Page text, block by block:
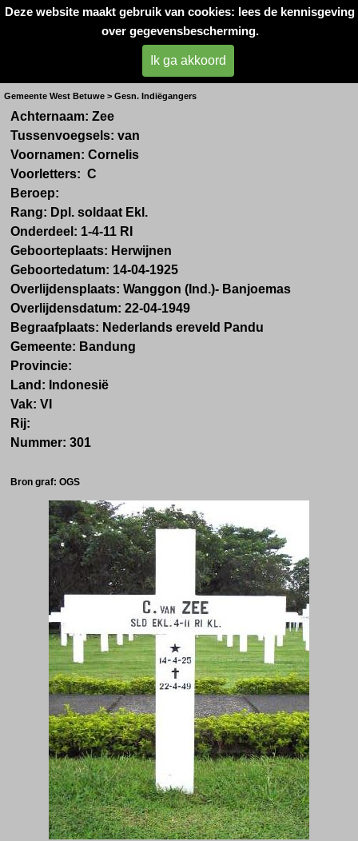
Deze website maakt gebruik van cookies: lees de kennisgeving
over gegevensbescherming.
Ik ga akkoord
Oorlogsslachtoffers
West- Betuwe
Dhr. C. van Zee uit Herwijnen
Gemeente West Betuwe > Gesn. Indiëgangers
Achternaam: Zee
Tussenvoegsels: van
Voornamen: Cornelis
Voorletters: C
Beroep:
Rang: Dpl. soldaat Ekl.
Onderdeel: 1-4-11 RI
Geboorteplaats: Herwijnen
Geboortedatum: 14-04-1925
Overlijdensplaats: Wanggon (Ind.)- Banjoemas
Overlijdensdatum: 22-04-1949
Begraafplaats: Nederlands ereveld Pandu
Gemeente: Bandung
Provincie:
Land: Indonesië
Vak: VI
Rij:
Nummer: 301
Bron graf: OGS